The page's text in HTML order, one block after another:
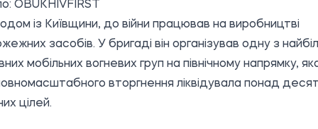
OBUKHIVFIRST
із Київщини, до війни працював на виробництві
засобів. У бригаді він організував одну з
мобільних вогневих груп на північному напрямку,
вторгнення ліквідувала понад
цілей.